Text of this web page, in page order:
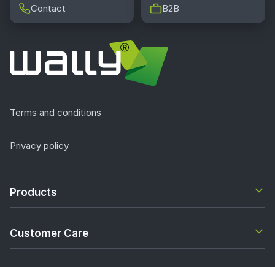
Contact B2B
Terms and conditions
Privacy policy
Products
Customer Care